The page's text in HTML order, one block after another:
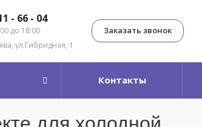
- 66 - 04
до 18:00
ул.Гибридная, 1
Заказать звонок
Контакты